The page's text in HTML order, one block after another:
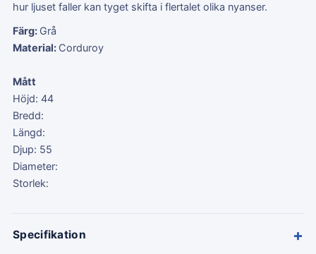
hur ljuset faller kan tyget skifta i flertalet olika nyanser.
Färg: Grå
Material: Corduroy
Mått
Höjd: 44
Bredd:
Längd:
Djup: 55
Diameter:
Storlek:
Specifikation +